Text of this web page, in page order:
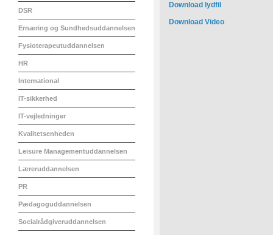
DSR
Ernæring og Sundhedsuddannelsen
Fysioterapeutuddannelsen
HR
International
IT-sikkerhed
IT-vejledninger
Kvalitetsenheden
Leisure Managementuddannelsen
Læreruddannelsen
PR
Pædagoguddannelsen
Socialrådgiveruddannelsen
Download lydfil
Download Video